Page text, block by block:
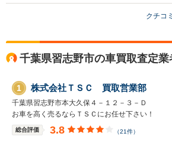
買取店からの返信
この度は、大切なお車のご売却ありがとうご
んのお客様に喜んで頂けるように精進してい
ので、また次回ご売却の際は是非とも宜しくお
業部課長 竹田
クチコ
千葉県習志野市の車買取査定
1 株式会社ＴＳＣ 買取営業部
千葉県習志野市本大久保４－１２－３－Ｄ
お車を高く売るならＴＳＣにお任せ下さい！
総合評価 3.8 （21件）